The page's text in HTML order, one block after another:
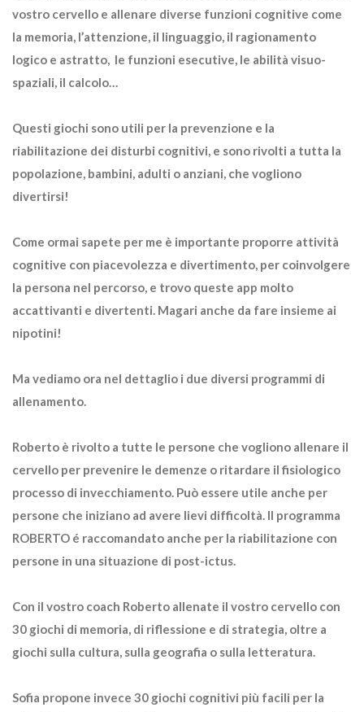
vostro cervello e allenare diverse funzioni cognitive come
la memoria, l’attenzione, il linguaggio, il ragionamento
logico e astratto, le funzioni esecutive, le abilità visuo-
spaziali, il calcolo…
Questi giochi sono utili per la prevenzione e la
riabilitazione dei disturbi cognitivi, e sono rivolti a tutta la
popolazione, bambini, adulti o anziani, che vogliono
divertirsi!
Come ormai sapete per me è importante proporre attività
cognitive con piacevolezza e divertimento, per coinvolgere
la persona nel percorso, e trovo queste app molto
accattivanti e divertenti. Magari anche da fare insieme ai
nipotini!
Ma vediamo ora nel dettaglio i due diversi programmi di
allenamento.
Roberto è rivolto a tutte le persone che vogliono allenare il
cervello per prevenire le demenze o ritardare il fisiologico
processo di invecchiamento. Può essere utile anche per
persone che iniziano ad avere lievi difficoltà. Il programma
ROBERTO é raccomandato anche per la riabilitazione con
persone in una situazione di post-ictus.
Con il vostro coach Roberto allenate il vostro cervello con
30 giochi di memoria, di riflessione e di strategia, oltre a
giochi sulla cultura, sulla geografia o sulla letteratura.
Sofia propone invece 30 giochi cognitivi più facili per la